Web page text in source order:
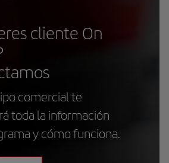
cliente On
comercial te
toda la información
y cómo funciona.